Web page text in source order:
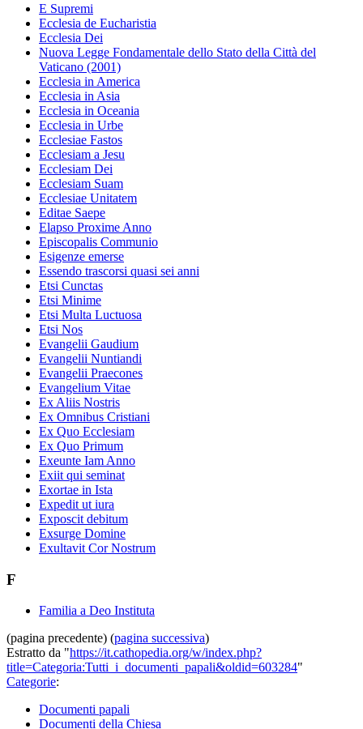
E Supremi
Ecclesia de Eucharistia
Ecclesia Dei
Nuova Legge Fondamentale dello Stato della Città del
Vaticano (2001)
Ecclesia in America
Ecclesia in Asia
Ecclesia in Oceania
Ecclesia in Urbe
Ecclesiae Fastos
Ecclesiam a Jesu
Ecclesiam Dei
Ecclesiam Suam
Ecclesiae Unitatem
Editae Saepe
Elapso Proxime Anno
Episcopalis Communio
Esigenze emerse
Essendo trascorsi quasi sei anni
Etsi Cunctas
Etsi Minime
Etsi Multa Luctuosa
Etsi Nos
Evangelii Gaudium
Evangelii Nuntiandi
Evangelii Praecones
Evangelium Vitae
Ex Aliis Nostris
Ex Omnibus Cristiani
Ex Quo Ecclesiam
Ex Quo Primum
Exeunte Iam Anno
Exiit qui seminat
Exortae in Ista
Expedit ut iura
Exposcit debitum
Exsurge Domine
Exultavit Cor Nostrum
F
Familia a Deo Instituta
(pagina precedente) (pagina successiva)
Estratto da "https://it.cathopedia.org/w/index.php?
title=Categoria:Tutti_i_documenti_papali&oldid=603284"
Categorie:
Documenti papali
Documenti della Chiesa